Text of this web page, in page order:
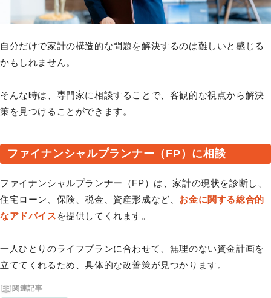
自分だけで家計の構造的な問題を解決するのは難しいと感じる
かもしれません。
そんな時は、専門家に相談することで、客観的な視点から解決
策を見つけることができます。
ファイナンシャルプランナー（FP）に相談
ファイナンシャルプランナー（FP）は、家計の現状を診断し、
住宅ローン、保険、税金、資産形成など、 お金に関する総合的
なアドバイス を提供してくれます。
一人ひとりのライフプランに合わせて、無理のない資金計画を
立ててくれるため、具体的な改善策が見つかります。
関連記事